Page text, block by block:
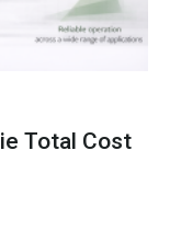
Total Cost